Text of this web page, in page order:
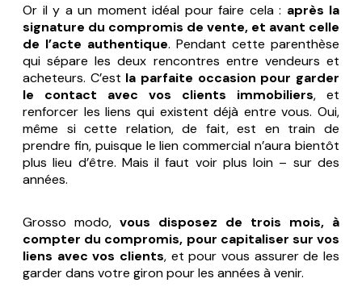
Or il y a un moment idéal pour faire cela : après la
signature du compromis de vente, et avant celle
de l’acte authentique. Pendant cette parenthèse
qui sépare les deux rencontres entre vendeurs et
acheteurs. C’est la parfaite occasion pour garder
le contact avec vos clients immobiliers, et
renforcer les liens qui existent déjà entre vous. Oui,
même si cette relation, de fait, est en train de
prendre fin, puisque le lien commercial n’aura bientôt
plus lieu d’être. Mais il faut voir plus loin – sur des
années.
Grosso modo, vous disposez de trois mois, à
compter du compromis, pour capitaliser sur vos
liens avec vos clients, et pour vous assurer de les
garder dans votre giron pour les années à venir.